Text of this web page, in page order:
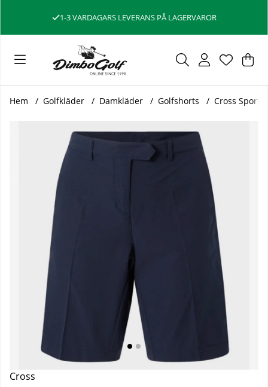
1-3 VARDAGARS LEVERANS PÅ LAGERVAROR
.
Hem Golfkläder Damkläder Golfshorts Cross
Cross